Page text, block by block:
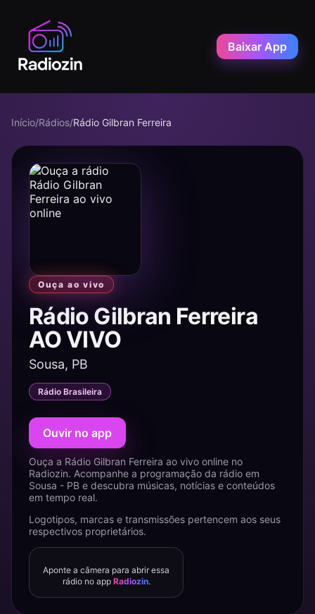
Baixar App
Início/Rádios/Rádio Gilbran Ferreira
Ouça ao vivo
Rádio Gilbran Ferreira
AO VIVO
Sousa, PB
Rádio Brasileira
Ouvir no app
Ouça a Rádio Gilbran Ferreira ao vivo online no
Radiozin. Acompanhe a programação da rádio em
Sousa - PB e descubra músicas, notícias e conteúdos
em tempo real.
Logotipos, marcas e transmissões pertencem aos seus
respectivos proprietários.
Aponte a câmera para abrir essa
rádio no app Radiozin.